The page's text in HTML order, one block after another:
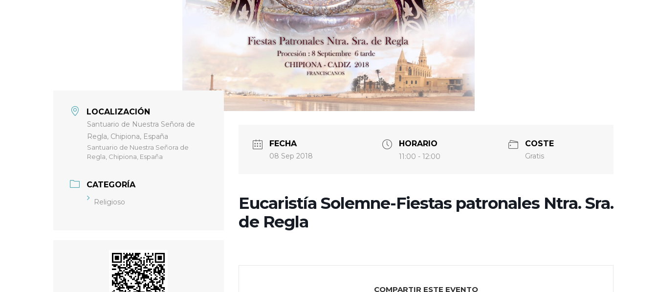
LOCALIZACIÓN
Santuario de Nuestra Señora de
Regla, Chipiona, España
Santuario de Nuestra Señora de
Regla, Chipiona, España
CATEGORÍA
Religioso
FECHA
08 Sep 2018
HORARIO
11:00 - 12:00
COSTE
Gratis
Eucaristía Solemne-Fiestas patronales Ntra. Sra.
de Regla
COMPARTIR ESTE EVENTO